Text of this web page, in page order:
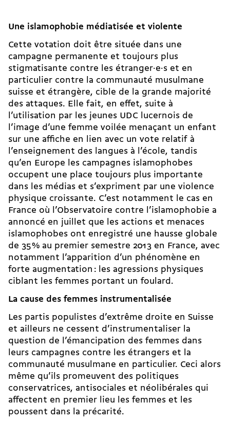
Une islamophobie médiatisée et violente
Cette votation doit être située dans une
campagne permanente et toujours plus
stigmatisante contre les étran­ger·e·s et en
particulier contre la communauté musulmane
suisse et étrangère, cible de la grande majorité
des attaques. Elle fait, en effet, suite à
l’utilisation par les jeunes UDC lucernois de
l’image d’une femme voilée menaçant un enfant
sur une affiche en lien avec un vote relatif à
l’enseignement des langues à l’école, tandis
qu’en Europe les campagnes islamophobes
occupent une place toujours plus importante
dans les médias et s’expriment par une violence
physique croissante. C’est notamment le cas en
France où l’Observatoire contre l’islamophobie a
annoncé en juillet que les actions et menaces
islamophobes ont enregistré une hausse globale
de 35 % au premier semestre 2013 en France, avec
notamment l’apparition d’un phénomène en
forte augmentation : les agressions physiques
ciblant les femmes portant un foulard.
La cause des femmes instrumentalisée
Les partis populistes d’extrême droite en Suisse
et ailleurs ne cessent d’instrumentaliser la
question de l’émancipation des femmes dans
leurs campagnes contre les étrangers et la
communauté musulmane en particulier. Ceci alors
même qu’ils promeuvent des politiques
conservatrices, antisociales et néolibérales qui
affectent en premier lieu les femmes et les
poussent dans la précarité.